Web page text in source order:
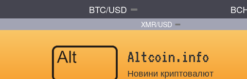
BTC/USD
XMR/USD
Altcoin.info
Новини криптовалют